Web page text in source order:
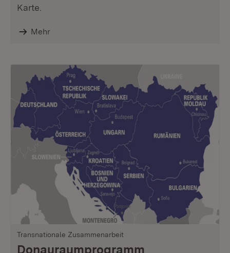
Karte.
Mehr
Transnationale Zusammenarbeit
Donauraum­programm